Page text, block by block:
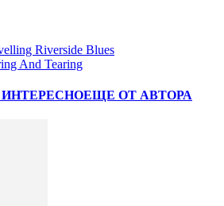
Riverside Blues
And Tearing
ЕЩЕ ОТ АВТОРА